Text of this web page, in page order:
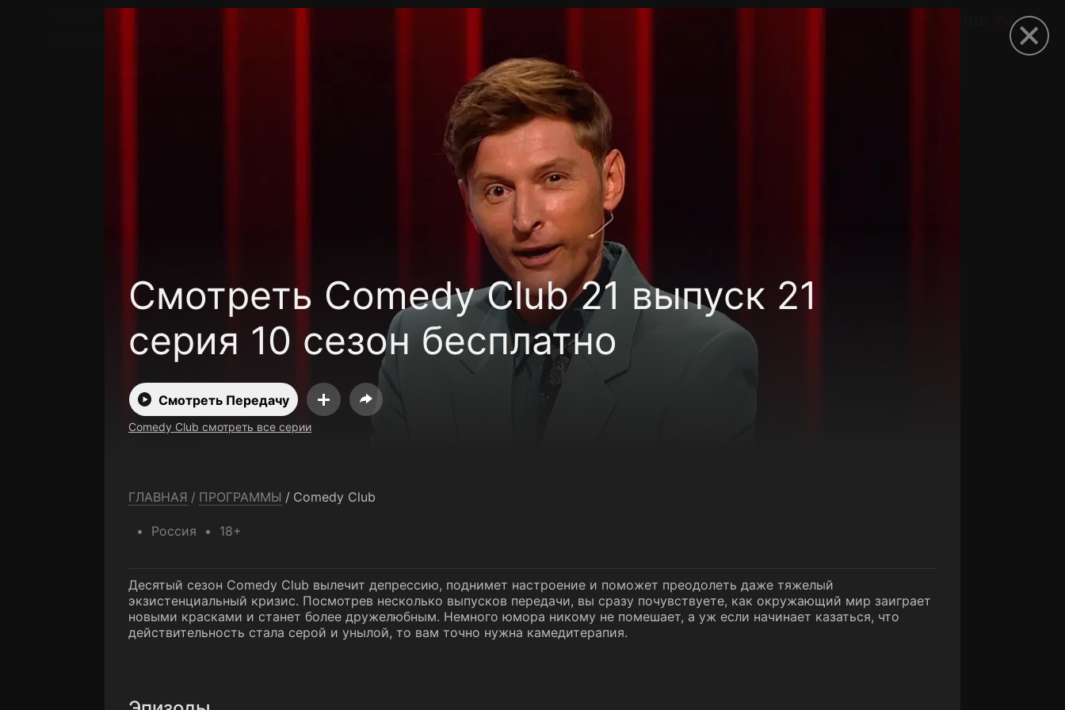
Смотреть Comedy Club 21 выпуск 21
серия 10 сезон бесплатно
Смотреть Передачу
Comedy Club смотреть все серии
ГЛАВНАЯ / ПРОГРАММЫ / Comedy Club
Россия 18+
Десятый сезон Comedy Club вылечит депрессию, поднимет настроение и поможет преодолеть даже тяжелый
экзистенциальный кризис. Посмотрев несколько выпусков передачи, вы сразу почувствуете, как окружающий мир заиграет
новыми красками и станет более дружелюбным. Немного юмора никому не помешает, а уж если начинает казаться, что
действительность стала серой и унылой, то вам точно нужна камедитерапия.
Телефон поддержки:
+7 (727) 323 10 92